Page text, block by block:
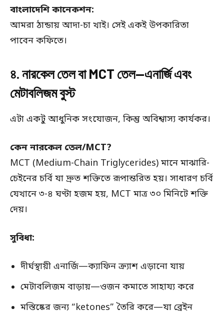
বাংলাদেশি কানেকশন:
আমরা ঠান্ডায় আদা-চা খাই। সেই একই উপকারিতা
পাবেন কফিতে।
৪. নারকেল তেল বা MCT তেল—এনার্জি এবং
মেটাবলিজম বুস্ট
এটা একটু আধুনিক সংযোজন, কিন্তু অবিশ্বাস্য কার্যকর।
কেন নারকেল তেল/MCT?
MCT (Medium-Chain Triglycerides) মানে মাঝারি-
চেইনের চর্বি যা দ্রুত শক্তিতে রূপান্তরিত হয়। সাধারণ চর্বি
যেখানে ৩-৪ ঘণ্টা হজম হয়, MCT মাত্র ৩০ মিনিটে শক্তি
দেয়।
সুবিধা:
দীর্ঘস্থায়ী এনার্জি—ক্যাফিন ক্র্যাশ এড়ানো যায়
মেটাবলিজম বাড়ায়—ওজন কমাতে সাহায্য করে
মস্তিষ্কের জন্য “ketones” তৈরি করে—যা ব্রেইন